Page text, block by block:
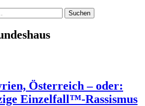
Österreich – oder:
Einzelfall™-Rassismus